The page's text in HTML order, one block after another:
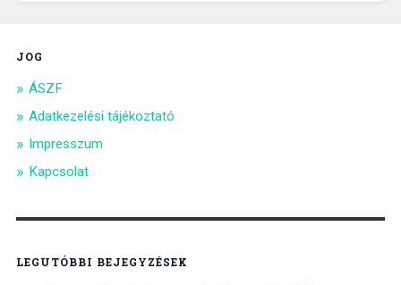
JOG
ÁSZF
Adatkezelési tájékoztató
Impresszum
Kapcsolat
LEGUTÓBBI BEJEGYZÉSEK